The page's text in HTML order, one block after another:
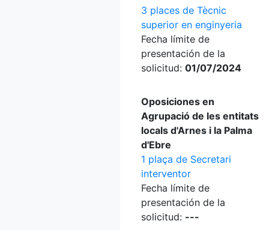
3 places de Tècnic
superior en enginyeria
Fecha límite de
presentación de la
solicitud: 01/07/2024
Oposiciones en
Agrupació de les entitats
locals d'Arnes i la Palma
d'Ebre
1 plaça de Secretari
interventor
Fecha límite de
presentación de la
solicitud: ---